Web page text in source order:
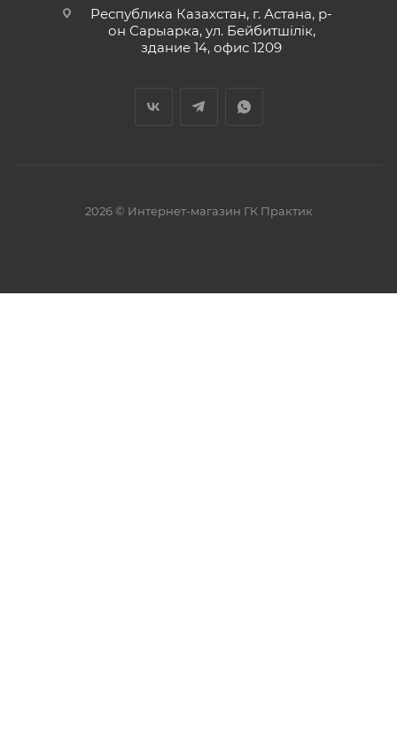
Республика Казахстан, г. Астана, р-
он Сарыарка, ул. Бейбитшiлiк,
здание 14, офис 1209
2026 © Интернет-магазин ГК Практик